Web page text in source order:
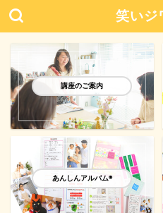
笑いジ
講座のご案内
あんしんアルバム®️